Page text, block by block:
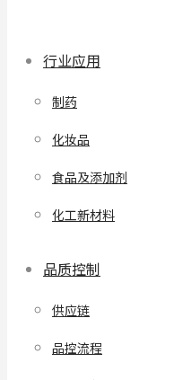
行业应用
制药
化妆品
食品及添加剂
化工新材料
品质控制
供应链
品控流程